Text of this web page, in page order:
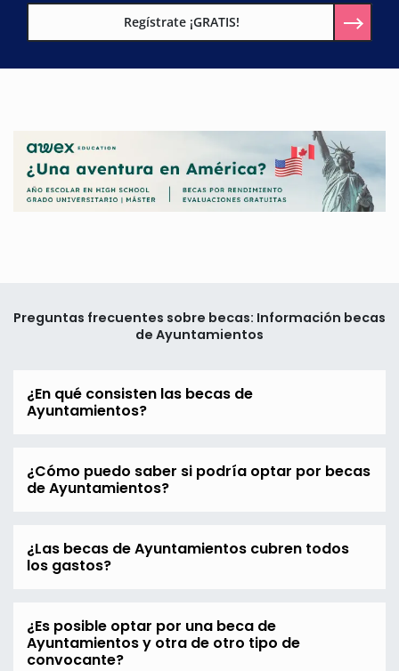
Regístrate ¡GRATIS!
Preguntas frecuentes sobre becas: Información becas
de Ayuntamientos
¿En qué consisten las becas de
Ayuntamientos?
¿Cómo puedo saber si podría optar por becas
de Ayuntamientos?
¿Las becas de Ayuntamientos cubren todos
los gastos?
¿Es posible optar por una beca de
Ayuntamientos y otra de otro tipo de
convocante?